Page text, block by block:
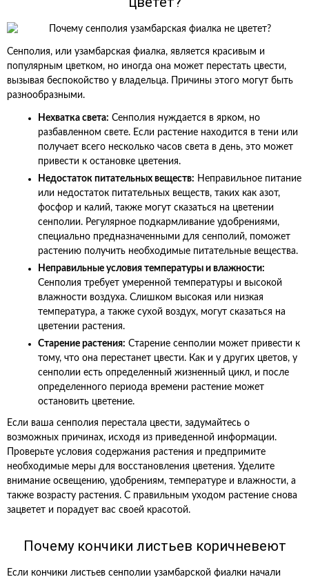
Сенполия, или узамбарская фиалка, является красивым и
популярным цветком, но иногда она может перестать цвести,
вызывая беспокойство у владельца. Причины этого могут быть
разнообразными.
Нехватка света: Сенполия нуждается в ярком, но
разбавленном свете. Если растение находится в тени или
получает всего несколько часов света в день, это может
привести к остановке цветения.
Недостаток питательных веществ: Неправильное питание
или недостаток питательных веществ, таких как азот,
фосфор и калий, также могут сказаться на цветении
сенполии. Регулярное подкармливание удобрениями,
специально предназначенными для сенполий, поможет
растению получить необходимые питательные вещества.
Неправильные условия температуры и влажности:
Сенполия требует умеренной температуры и высокой
влажности воздуха. Слишком высокая или низкая
температура, а также сухой воздух, могут сказаться на
цветении растения.
Старение растения: Старение сенполии может привести к
тому, что она перестанет цвести. Как и у других цветов, у
сенполии есть определенный жизненный цикл, и после
определенного периода времени растение может
остановить цветение.
Если ваша сенполия перестала цвести, задумайтесь о
возможных причинах, исходя из приведенной информации.
Проверьте условия содержания растения и предпримите
необходимые меры для восстановления цветения. Уделите
внимание освещению, удобрениям, температуре и влажности, а
также возрасту растения. С правильным уходом растение снова
зацветет и порадует вас своей красотой.
Почему кончики листьев коричневеют
Если кончики листьев сенполии узамбарской фиалки начали